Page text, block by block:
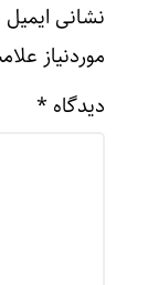
نشانی
موردنیاز
دیدگاه *